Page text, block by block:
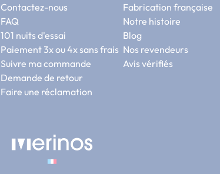
Contactez-nous
FAQ
101 nuits d'essai
Paiement 3x ou 4x sans frais
Suivre ma commande
Demande de retour
Faire une réclamation
Fabrication française
Notre histoire
Blog
Nos revendeurs
Avis vérifiés